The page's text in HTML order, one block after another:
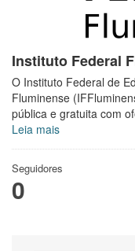
Instituto Federal
O Instituto Federal de
Fluminense
pública e gratuita com
Leia mais
Seguidores
0